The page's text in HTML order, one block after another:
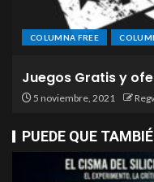
COLUMNA FREE
Juegos Gratis y
5 noviembre, 2021
PUEDE QUE